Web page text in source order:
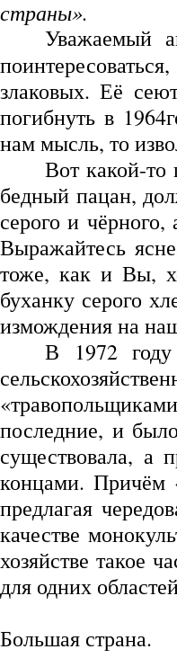
страны».
Уважаемый
злаковых. Её
погибнуть в
нам мысль, то
Вот какой-то
бедный пацан,
серого и
Выражайтесь
тоже, как и Вы,
буханку серого
измождения на
В 1972 году
последние, и
существовала, а
концами. Причём
предлагая
качестве
хозяйстве такое
для одних
Большая страна.